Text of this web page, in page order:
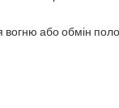
або обмін